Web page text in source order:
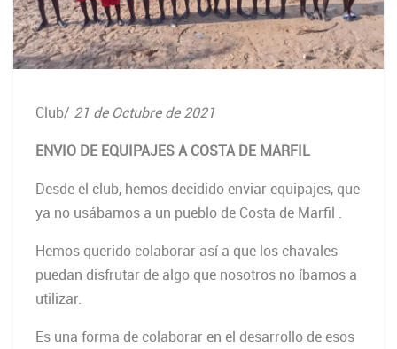
Club/ 21 de Octubre de 2021
ENVIO DE EQUIPAJES A COSTA DE MARFIL
Desde el club, hemos decidido enviar equipajes, que
ya no usábamos a un pueblo de Costa de Marfil .
Hemos querido colaborar así a que los chavales
puedan disfrutar de algo que nosotros no íbamos a
utilizar.
Es una forma de colaborar en el desarrollo de esos